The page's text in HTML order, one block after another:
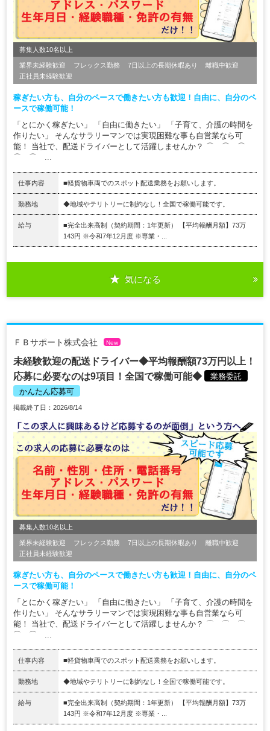
募集人数10名以上
業界未経験歓迎 フレックス勤務 7日以上の長期休暇あり
離職中歓迎
正社員未経験歓迎
稼ぎたい方も、自分のペースで働きたい方も歓迎！自由に、自分のペ
ースで稼働可能！
「とにかく稼ぎたい」 「自由に働きたい」 「子育て、介護の時間を
作りたい」 そんなサラリーマンでは実現困難な事も自営業なら可
能！ 当社で、配送ドライバーとして活躍しませんか？ ⌒ ⌒ ⌒
⌒ ⌒ ...
仕事内容 ■軽貨物車両でのスポット配送業務をお願いします。
勤務地 ◆地域やテリトリーに制約なし！全国で稼働可能です。
給与
■完全出来高制（契約期間：1年更新） 【平均報酬月額】73万
143円 ※令和7年12月度 ※専業・...
気になる
ＦＢサポート株式会社 New
未経験歓迎の配送ドライバー◆平均報酬額73万円以上！
応募に必要なのは9項目！全国で稼働可能◆
業務委託
かんたん応募可
掲載終了日：2026/8/14
募集人数10名以上
業界未経験歓迎 フレックス勤務 7日以上の長期休暇あり
離職中歓迎
正社員未経験歓迎
稼ぎたい方も、自分のペースで働きたい方も歓迎！自由に、自分のペ
ースで稼働可能！
「とにかく稼ぎたい」 「自由に働きたい」 「子育て、介護の時間を
作りたい」 そんなサラリーマンでは実現困難な事も自営業なら可
能！ 当社で、配送ドライバーとして活躍しませんか？ ⌒ ⌒ ⌒
⌒ ⌒ ...
仕事内容 ■軽貨物車両でのスポット配送業務をお願いします。
勤務地 ◆地域やテリトリーに制約なし！全国で稼働可能です。
給与
■完全出来高制（契約期間：1年更新） 【平均報酬月額】73万
143円 ※令和7年12月度 ※専業・...